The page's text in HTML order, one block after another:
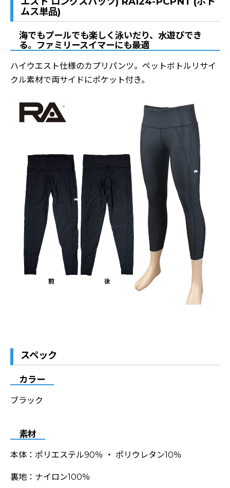
ムス単品)
海でもプールでも楽しく泳いだり、水遊びでき
る。ファミリースイマーにも最適
ハイウエスト仕様のカプリパンツ。ペットボトルリサイ
クル素材で両サイドにポケット付き。
スペック
カラー
ブラック
素材
本体：ポリエステル90％ ・ ポリウレタン10％
裏地：ナイロン100％